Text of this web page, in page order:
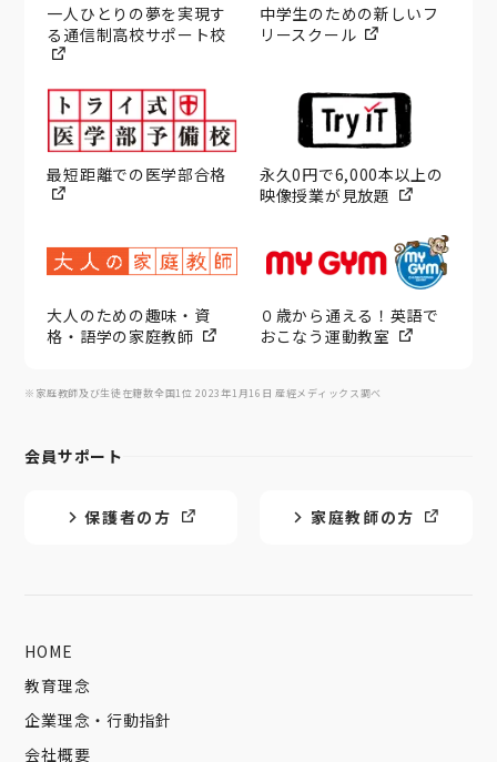
一人ひとりの夢を実現す
る通信制高校サポート校
中学生のための新しいフ
リースクール
最短距離での医学部合格
永久0円で6,000本以上の
映像授業が見放題
大人のための趣味・資
格・語学の家庭教師
０歳から通える！英語で
おこなう運動教室
※家庭教師及び生徒在籍数全国1位 2023年1月16日 産經メディックス調べ
会員サポート
保護者の方 家庭教師の方
HOME
教育理念
企業理念・行動指針
会社概要